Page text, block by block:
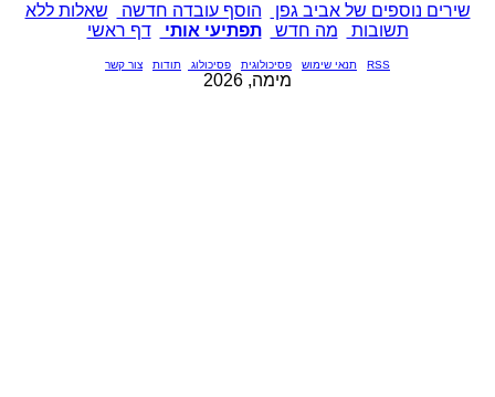
שירים נוספים של אביב גפן הוסף עובדה חדשה
שאלות ללא
תשובות
מה חדש תפתיעי אותי דף ראשי
RSS תנאי שימוש פסיכולוגית פסיכולוג תודות צור קשר
מימה, 2026